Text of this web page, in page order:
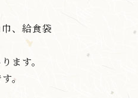
、給食袋
ます。
。